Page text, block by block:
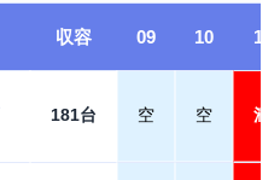
収容 09 10 11
181台 空 空 満